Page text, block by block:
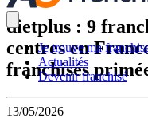
Je trouve ma
Actualités
Devenir franchisé
dietplus : 9
centres en
franchisés
13/05/2026